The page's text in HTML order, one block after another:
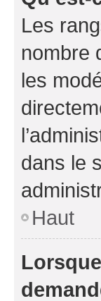
Les
nombre
les
dans le
Haut